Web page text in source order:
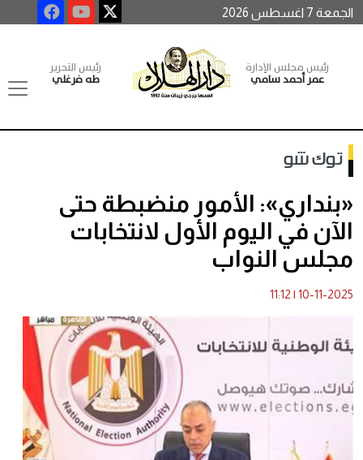
الجمعة 7 اغسطس 2026
رئيس مجلس الإدارة
عمر أحمد سامي
رئيس التحرير
طه فرغلي
توك شو
«بنداري»: الأمور منضبطة حتى
الآن في اليوم الأول لانتخابات
مجلس النواب
10-11-2025
|
11:12